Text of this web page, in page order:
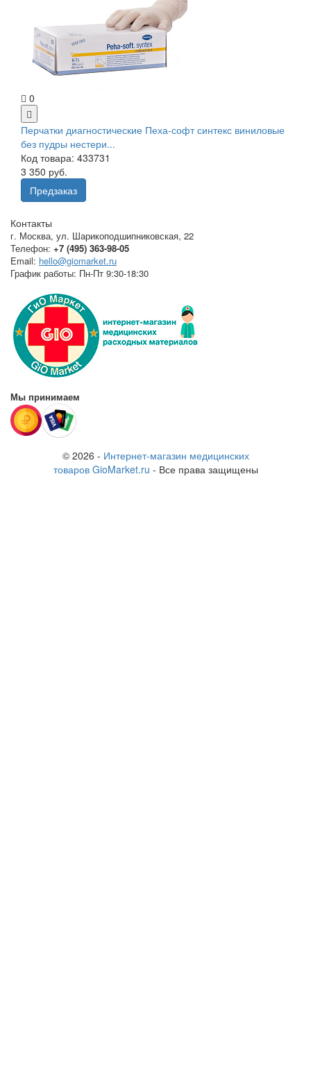
0
Перчатки диагностические Пеха-софт синтекс виниловые
без пудры нестери...
Код товара: 433731
3 350 руб.
Предзаказ
Контакты
г. Москва, ул. Шарикоподшипниковская, 22
Телефон: +7 (495) 363-98-05
Email: hello@giomarket.ru
График работы: Пн-Пт 9:30-18:30
Мы принимаем
© 2026 - Интернет-магазин медицинских
товаров GioMarket.ru - Все права защищены